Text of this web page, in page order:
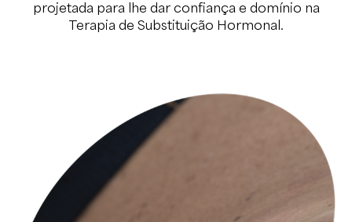
projetada para lhe dar confiança e domínio na
Terapia de Substituição Hormonal.